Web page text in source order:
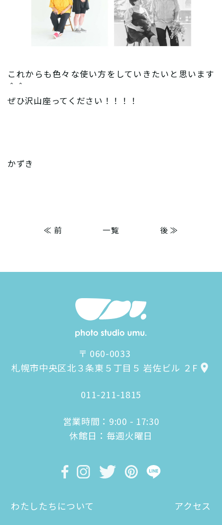
これからも色々な使い方をしていきたいと思います
＾＾
ぜひ沢山座ってください！！！！
かずき
≪ 前 一覧 後 ≫
〒 060-0033
札幌市中央区北３条東５丁目５ 岩佐ビル ２F
011-211-1815
営業時間：9:00 - 17:30
休館日：毎週火曜日
わたしたちについて
アクセス